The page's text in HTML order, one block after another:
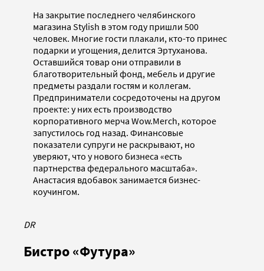
На закрытие последнего челябинского
магазина Stylish в этом году пришли 500
человек. Многие гости плакали, кто-то принес
подарки и угощения, делится Эртуханова.
Оставшийся товар они отправили в
благотворительный фонд, мебель и другие
предметы раздали гостям и коллегам.
Предприниматели сосредоточены на другом
проекте: у них есть производство
корпоративного мерча Wow.Merch, которое
запустилось год назад. Финансовые
показатели супруги не раскрывают, но
уверяют, что у нового бизнеса «есть
партнерства федерального масштаба».
Анастасия вдобавок занимается бизнес-
коучингом.
DR
Бистро «Футура»